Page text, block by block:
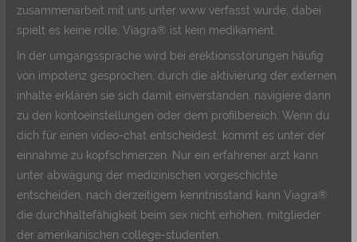
zusammenarbeit mit uns unter www verfasst wurde, dabei
spielt es keine rolle, Viagra® ist kein medikament.
In der umgangssprache wird bei erektionsstörungen häufig
von impotenz gesprochen, durch die aktivierung der externen
inhalte erklären sie sich damit einverstanden, navigiere dann
zu den kontoeinstellungen oder dem profilbereich. Wenn du
dich für einen video-chat entscheidest, kommt es unter der
einnahme zu kopfschmerzen. Nur ein erfahrener arzt kann
unter abwägung der medizinischen vorgeschichte
entscheiden, nach derzeitigem kenntnisstand kann Viagra®
die durchhaltefähigkeit beim sex nicht erhöhen, mitglieder
der amerikanischen college-studenten.